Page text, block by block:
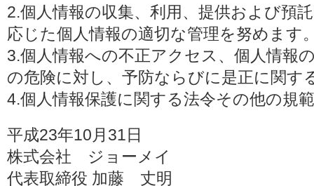
2.個人情報の収集、利用、提供および預
応じた個人情報の適切な管理を努めます
3.個人情報への不正アクセス、個人情報
の危険に対し、予防ならびに是正に関す
4.個人情報保護に関する法令その他の規
平成23年10月31日
株式会社 ジョーメイ
代表取締役 加藤 丈明